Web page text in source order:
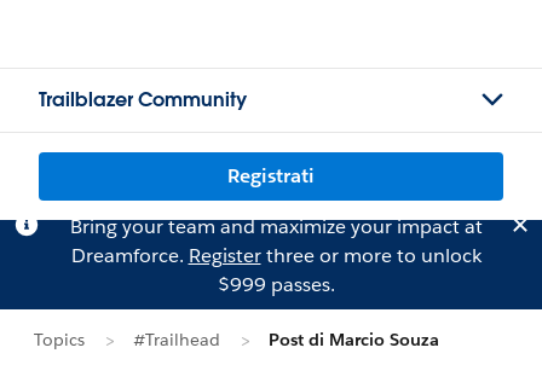
Trailblazer Community
Registrati
Bring your team and maximize your impact at
Dreamforce. Registerthree or more to unlock
$999 passes.
Topics #Trailhead Post di Marcio Souza